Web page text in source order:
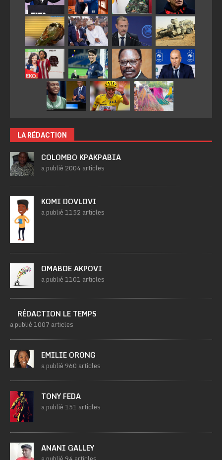
LA RÉDACTION
COLOMBO KPAKPABIA
a publié 2004 articles
KOMI DOVLOVI
a publié 1152 articles
OMABOE AKPOVI
a publié 1101 articles
RÉDACTION LE TEMPS
a publié 1007 articles
EMILIE ORONG
a publié 960 articles
TONY FEDA
a publié 151 articles
ANANI GALLEY